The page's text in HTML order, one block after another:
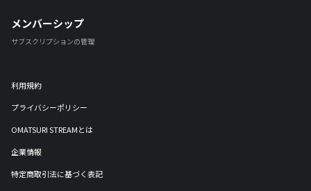
メンバーシップ
サブスクリプションの管理
利用規約
プライバシーポリシー
OMATSURI STREAMとは
企業情報
特定商取引法に基づく表記